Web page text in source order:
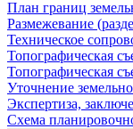
План границ
Размежевание
Техническое
Топографическая
Топографическая
Уточнение
Экспертиза,
Схема